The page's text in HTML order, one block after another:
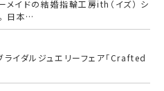
イドの結婚指輪工房ith（イズ） シ
日本…
ライダルジュエリーフェア「Crafted